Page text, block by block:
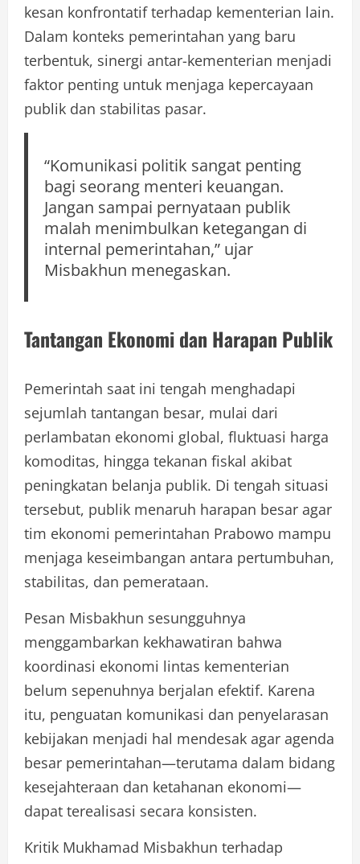
kesan konfrontatif terhadap kementerian lain.
Dalam konteks pemerintahan yang baru
terbentuk, sinergi antar-kementerian menjadi
faktor penting untuk menjaga kepercayaan
publik dan stabilitas pasar.
“Komunikasi politik sangat penting
bagi seorang menteri keuangan.
Jangan sampai pernyataan publik
malah menimbulkan ketegangan di
internal pemerintahan,” ujar
Misbakhun menegaskan.
Tantangan Ekonomi dan Harapan Publik
Pemerintah saat ini tengah menghadapi
sejumlah tantangan besar, mulai dari
perlambatan ekonomi global, fluktuasi harga
komoditas, hingga tekanan fiskal akibat
peningkatan belanja publik. Di tengah situasi
tersebut, publik menaruh harapan besar agar
tim ekonomi pemerintahan Prabowo mampu
menjaga keseimbangan antara pertumbuhan,
stabilitas, dan pemerataan.
Pesan Misbakhun sesungguhnya
menggambarkan kekhawatiran bahwa
koordinasi ekonomi lintas kementerian
belum sepenuhnya berjalan efektif. Karena
itu, penguatan komunikasi dan penyelarasan
kebijakan menjadi hal mendesak agar agenda
besar pemerintahan—terutama dalam bidang
kesejahteraan dan ketahanan ekonomi—
dapat terealisasi secara konsisten.
Kritik Mukhamad Misbakhun terhadap